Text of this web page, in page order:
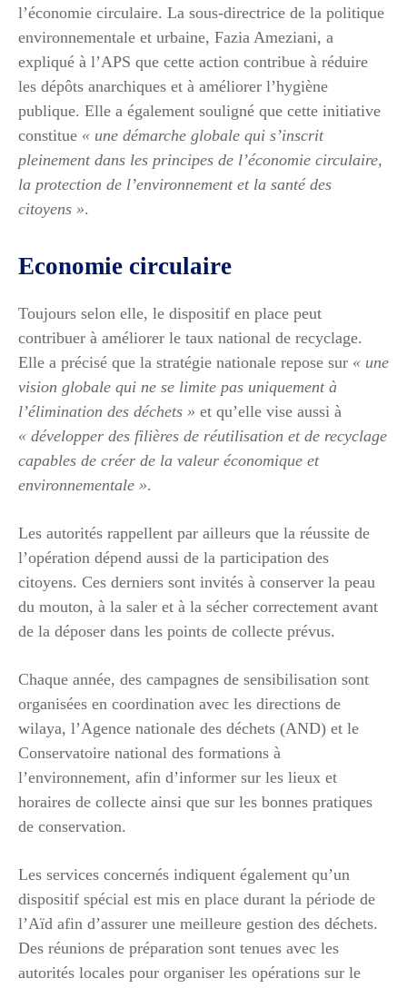
l’économie circulaire. La sous-directrice de la politique
environnementale et urbaine, Fazia Ameziani, a
expliqué à l’APS que cette action contribue à réduire
les dépôts anarchiques et à améliorer l’hygiène
publique. Elle a également souligné que cette initiative
constitue « une démarche globale qui s’inscrit
pleinement dans les principes de l’économie circulaire,
la protection de l’environnement et la santé des
citoyens ».
Economie circulaire
Toujours selon elle, le dispositif en place peut
contribuer à améliorer le taux national de recyclage.
Elle a précisé que la stratégie nationale repose sur « une
vision globale qui ne se limite pas uniquement à
l’élimination des déchets » et qu’elle vise aussi à
« développer des filières de réutilisation et de recyclage
capables de créer de la valeur économique et
environnementale ».
Les autorités rappellent par ailleurs que la réussite de
l’opération dépend aussi de la participation des
citoyens. Ces derniers sont invités à conserver la peau
du mouton, à la saler et à la sécher correctement avant
de la déposer dans les points de collecte prévus.
Chaque année, des campagnes de sensibilisation sont
organisées en coordination avec les directions de
wilaya, l’Agence nationale des déchets (AND) et le
Conservatoire national des formations à
l’environnement, afin d’informer sur les lieux et
horaires de collecte ainsi que sur les bonnes pratiques
de conservation.
Les services concernés indiquent également qu’un
dispositif spécial est mis en place durant la période de
l’Aïd afin d’assurer une meilleure gestion des déchets.
Des réunions de préparation sont tenues avec les
autorités locales pour organiser les opérations sur le